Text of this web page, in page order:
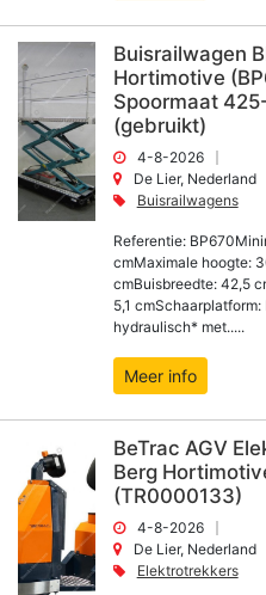
Buisrailwagen
Hortimotive
Spoormaat
(gebruikt)
4-8-2026
De Lier, Nederland
Buisrailwagens
Referentie:
cmMaximale hoogte:
cmBuisbreedte: 42,5
5,1 cmSchaarplatform:
hydraulisch* met.....
Meer info
BeTrac AGV
Berg
(TR0000133)
4-8-2026
De Lier, Nederland
Elektrotrekkers